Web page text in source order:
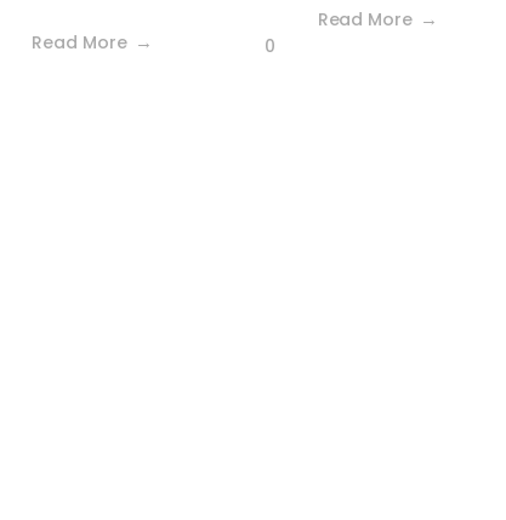
Read More 0
Read More